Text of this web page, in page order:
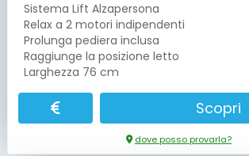
Sistema Lift Alzapersona
Relax a 2 motori indipendenti
Prolunga pediera inclusa
Raggiunge la posizione letto
Larghezza 76 cm
Scopri
dove posso provarla?